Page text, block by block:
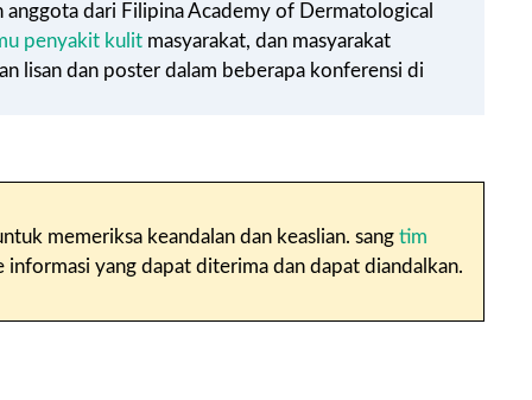
dari Filipina Academy of Dermatological
penyakit kulit masyarakat, dan masyarakat
lisan dan poster dalam beberapa konferensi di
memeriksa keandalan dan keaslian. sang tim
yang dapat diterima dan dapat diandalkan.